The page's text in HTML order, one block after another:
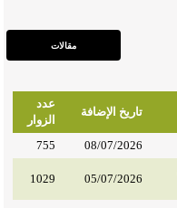
تاريخ الإضافة
عدد
الزوار
08/07/2026
755
05/07/2026
1029